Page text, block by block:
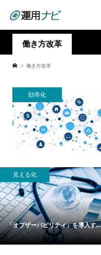
働き方改革
働き方改革
効率化
見える化
「オブザーバビリティ」を導入す...